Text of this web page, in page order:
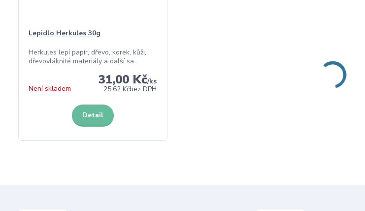
Lepidlo Herkules 30g
Herkules lepí papír, dřevo, korek, kůži,
dřevovláknité materiály a další sa...
31,00 Kč/ks
25,62 Kčbez DPH
Není skladem
Detail